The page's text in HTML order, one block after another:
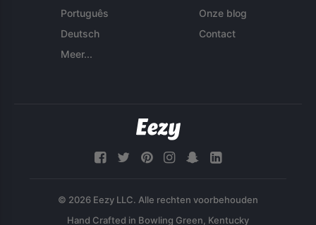
Português
Deutsch
Meer...
Onze blog
Contact
© 2026 Eezy LLC. Alle rechten voorbehouden